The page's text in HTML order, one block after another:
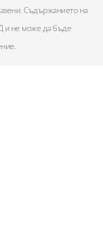
Съдържанието на
и не може да бъде